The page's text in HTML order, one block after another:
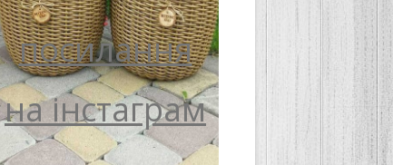
посилання
на інстаграм